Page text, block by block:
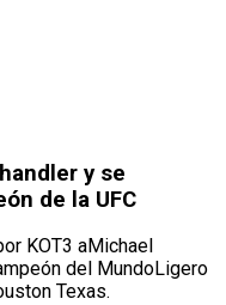
y se
de la UFC
KOT3 aMichael
del MundoLigero
Texas.